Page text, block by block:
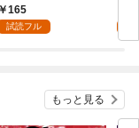
【分冊版】 1
165
試読フル
もっと見る